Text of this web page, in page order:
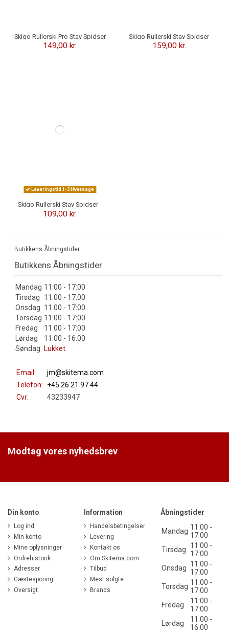
Skigo Rullerski Pro Stav Spidser
149,00 kr.
Skigo Rullerski Stav Spidser
159,00 kr.
Leveringstid 1-3 Hverdage
Skigo Rullerski Stav Spidser -
Exchangable
109,00 kr.
Butikkens Åbningstider
Butikkens Åbningstider
Mandag 11:00 - 17:00
Tirsdag
11:00 - 17:00
Onsdag 11:00 - 17:00
Torsdag 11:00 - 17:00
Fredag
11:00 - 17:00
Lørdag
11:00 - 16:00
Søndag
Lukket
Email:
jm@skitema.com
Telefon:
+45 26 21 97 44
Cvr:
43233947
Modtag vores nyhedsbrev
Din konto
Log ind
Min konto
Mine oplysninger
Ordrehistorik
Adresser
Gæstesporing
Oversigt
Information
Handelsbetingelser
Levering
Kontakt os
Om Skitema.com
Tilbud
Mest solgte
Brands
Åbningstider
Mandag 11:00 -
17:00
Tirsdag
11:00 -
17:00
Onsdag 11:00 -
17:00
Torsdag 11:00 -
17:00
Fredag
11:00 -
17:00
Lørdag
11:00 -
16:00